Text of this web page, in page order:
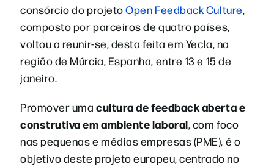
consórcio do projetoOpen Feedback Culture,
composto por parceiros de quatro países,
voltou a reunir-se, desta feita em Yecla, na
região de Múrcia, Espanha, entre 13 e 15 de
janeiro.
Promover umacultura de feedback aberta e
construtiva em ambiente laboral, com foco
nas pequenas e médias empresas (PME), é o
objetivo deste projeto europeu, centrado no